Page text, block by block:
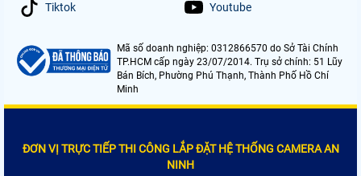
Tiktok Youtube
Mã số doanh nghiệp: 0312866570 do Sở Tài Chính
TP.HCM cấp ngày 23/07/2014. Trụ sở chính: 51 Lũy
Bán Bích, Phường Phú Thạnh, Thành Phố Hồ Chí
Minh
ĐƠN VỊ TRỰC TIẾP THI CÔNG LẮP ĐẶT HỆ THỐNG CAMERA AN
NINH